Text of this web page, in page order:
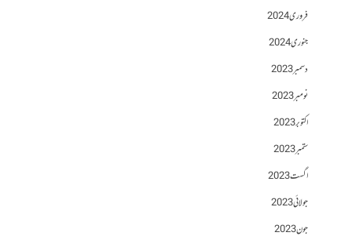
فروری 2024
جنوری 2024
دسمبر 2023
نومبر 2023
اکتوبر 2023
ستمبر 2023
اگست 2023
جولائی 2023
جون 2023